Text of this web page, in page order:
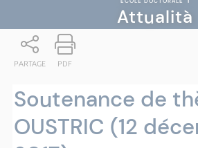
Attualità
PARTAGE PDF
Soutenance de
OUSTRIC (12